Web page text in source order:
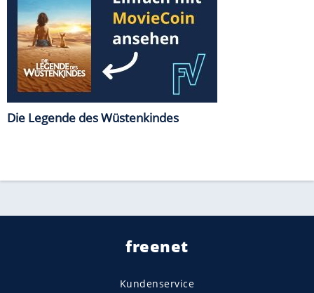
Die Legende des Wüstenkindes
freenet
Kundenservice